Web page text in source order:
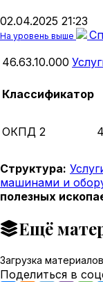
02.04.2025 21:23
На уровень выше
46.63.10.000
Классификатор
ОКПД 2
Структура:
машинами и
полезных
Ещё
Загрузка
Поделиться в